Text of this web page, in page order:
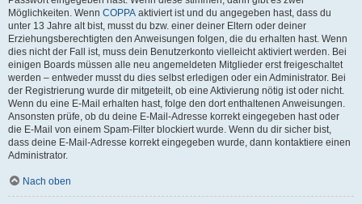
Möglichkeiten. Wenn COPPA aktiviert ist und du angegeben hast, dass du
unter 13 Jahre alt bist, musst du bzw. einer deiner Eltern oder deiner
Erziehungsberechtigten den Anweisungen folgen, die du erhalten hast. Wenn
dies nicht der Fall ist, muss dein Benutzerkonto vielleicht aktiviert werden. Bei
einigen Boards müssen alle neu angemeldeten Mitglieder erst freigeschaltet
werden – entweder musst du dies selbst erledigen oder ein Administrator. Bei
der Registrierung wurde dir mitgeteilt, ob eine Aktivierung nötig ist oder nicht.
Wenn du eine E-Mail erhalten hast, folge den dort enthaltenen Anweisungen.
Ansonsten prüfe, ob du deine E-Mail-Adresse korrekt eingegeben hast oder
die E-Mail von einem Spam-Filter blockiert wurde. Wenn du dir sicher bist,
dass deine E-Mail-Adresse korrekt eingegeben wurde, dann kontaktiere einen
Administrator.
Nach oben